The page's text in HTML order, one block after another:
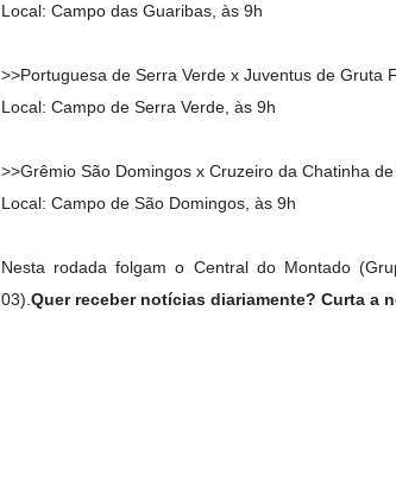
Local: Campo das Guaribas, às 9h
>>Portuguesa de Serra Verde x Juventus de Gruta
Local: Campo de Serra Verde, às 9h
>>Grêmio São Domingos x Cruzeiro da Chatinha
Local: Campo de São Domingos, às 9h
Nesta rodada folgam o Central do Montado
03). Quer receber notícias diariamente? Curta a